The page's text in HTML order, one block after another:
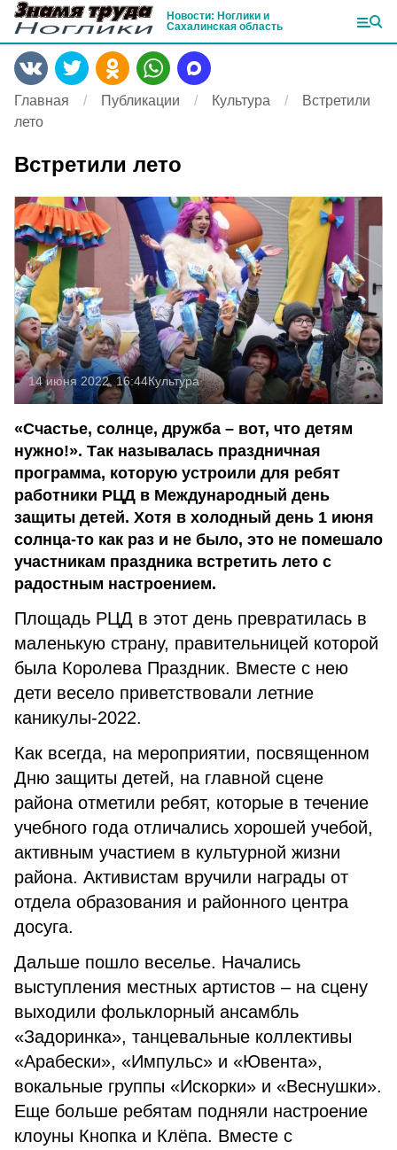
Новости: Ноглики и
Сахалинская область
Главная Публикации Культура
Встретили
лето
Встретили лето
14 июня 2022, 16:44Культура
«Счастье, солнце, дружба – вот, что детям
нужно!». Так называлась праздничная
программа, которую устроили для ребят
работники РЦД в Международный день
защиты детей. Хотя в холодный день 1 июня
солнца-то как раз и не было, это не помешало
участникам праздника встретить лето с
радостным настроением.
Площадь РЦД в этот день превратилась в
маленькую страну, правительницей которой
была Королева Праздник. Вместе с нею
дети весело приветствовали летние
каникулы-2022.
Как всегда, на мероприятии, посвященном
Дню защиты детей, на главной сцене
района отметили ребят, которые в течение
учебного года отличались хорошей учебой,
активным участием в культурной жизни
района. Активистам вручили награды от
отдела образования и районного центра
досуга.
Дальше пошло веселье. Начались
выступления местных артистов – на сцену
выходили фольклорный ансамбль
«Задоринка», танцевальные коллективы
«Арабески», «Импульс» и «Ювента»,
вокальные группы «Искорки» и «Веснушки».
Еще больше ребятам подняли настроение
клоуны Кнопка и Клёпа. Вместе с